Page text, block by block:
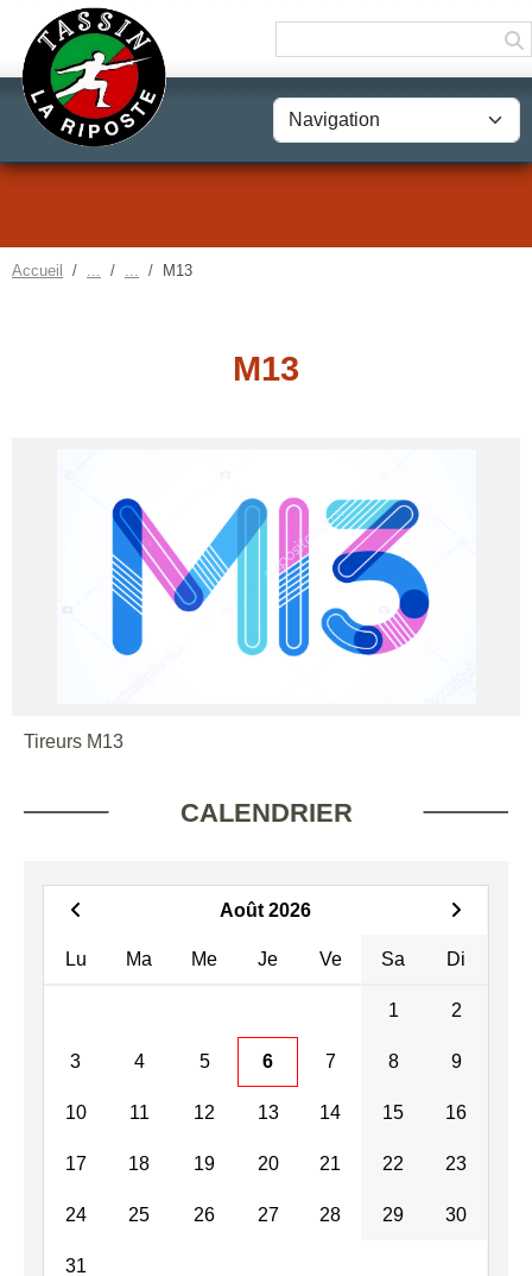
Accueil M13
M13
Tireurs M13
CALENDRIER
Août 2026
Lu Ma Me Je Ve Sa Di
1 2
3 4 5 6 7 8 9
10 11 12 13 14 15 16
17 18 19 20 21 22 23
24 25 26 27 28 29 30
31
Panneau de gestion des cookies